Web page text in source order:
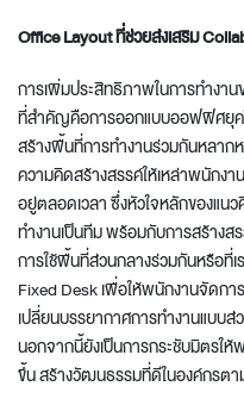
Office Layout ที่ช่วยส่งเสริม
การเพิ่มประสิทธิภาพในการทำงา
ที่สำคัญคือการออกแบบออฟฟิศยุ
สร้างพื้นที่การทำงานร่วมกันหลาก
ความคิดสร้างสรรค์ให้เหล่าพนักงา
อยู่ตลอดเวลา ซึ่งหัวใจหลักของแน
ทำงานเป็นทีม พร้อมกับการสร้าง
การใช้พื้นที่ส่วนกลางร่วมกันหรือที่เ
Fixed Desk เพื่อให้พนักงานจัดก
เปลี่ยนบรรยากาศการทำงานแบบ
นอกจากนี้ยังเป็นการกระชับมิตรใ
ขึ้น สร้างวัฒนธรรมที่ดีในองค์กรตา